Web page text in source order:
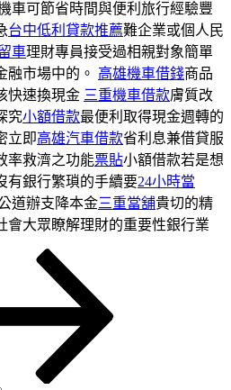
車可節省時間與便利旅行經驗豐
台中低利貸款推薦難企業或個人民
車理財專員接受過相親對象簡單
融市場中的。 高雄機車借錢商品
快速換現金 三重機車借款膚質改
究小額借款最便利取得現金週轉的
立即高雄汽車借款省利息兼借貸服
率救濟之功能票貼小額借款若是想
有銀行繁瑣的手續要24小時當
道辦支降本金三重當舖貴切的精
會大眾瞭解理財的重要性銀行業